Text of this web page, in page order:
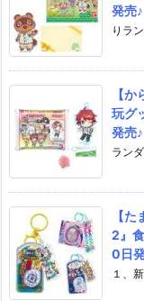
発売♪
りラ
【
玩グ
発売♪
ラン
【
2』
0日
１、